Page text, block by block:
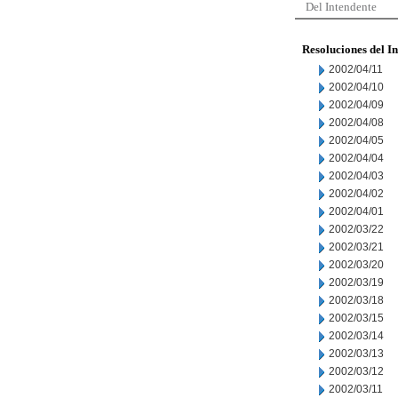
Del Intendente
Resoluciones del
2002/04/11
2002/04/10
2002/04/09
2002/04/08
2002/04/05
2002/04/04
2002/04/03
2002/04/02
2002/04/01
2002/03/22
2002/03/21
2002/03/20
2002/03/19
2002/03/18
2002/03/15
2002/03/14
2002/03/13
2002/03/12
2002/03/11